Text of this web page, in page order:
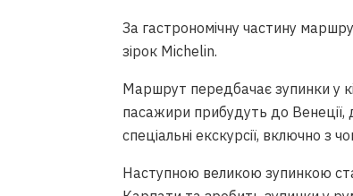
За гастрономічну частину
зірок Michelin.
Маршрут передбачає зупинки у
пасажири прибудуть до
спеціальні екскурсії, включно
Наступною великою зупинкою